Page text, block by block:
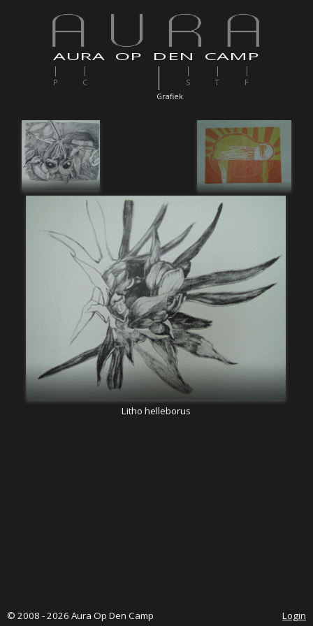
AURA OP DEN CAMP
P
C
Grafiek
S T F
Litho helleborus
© 2008 - 2026 Aura Op Den Camp Login